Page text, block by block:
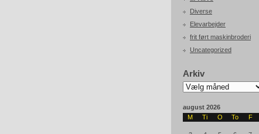
Diverse
Elevarbejder
frit ført maskinbroderi
Uncategorized
Arkiv
Arkiv
august 2026
M
Ti O To F